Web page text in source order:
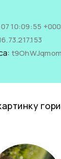
10:09:55